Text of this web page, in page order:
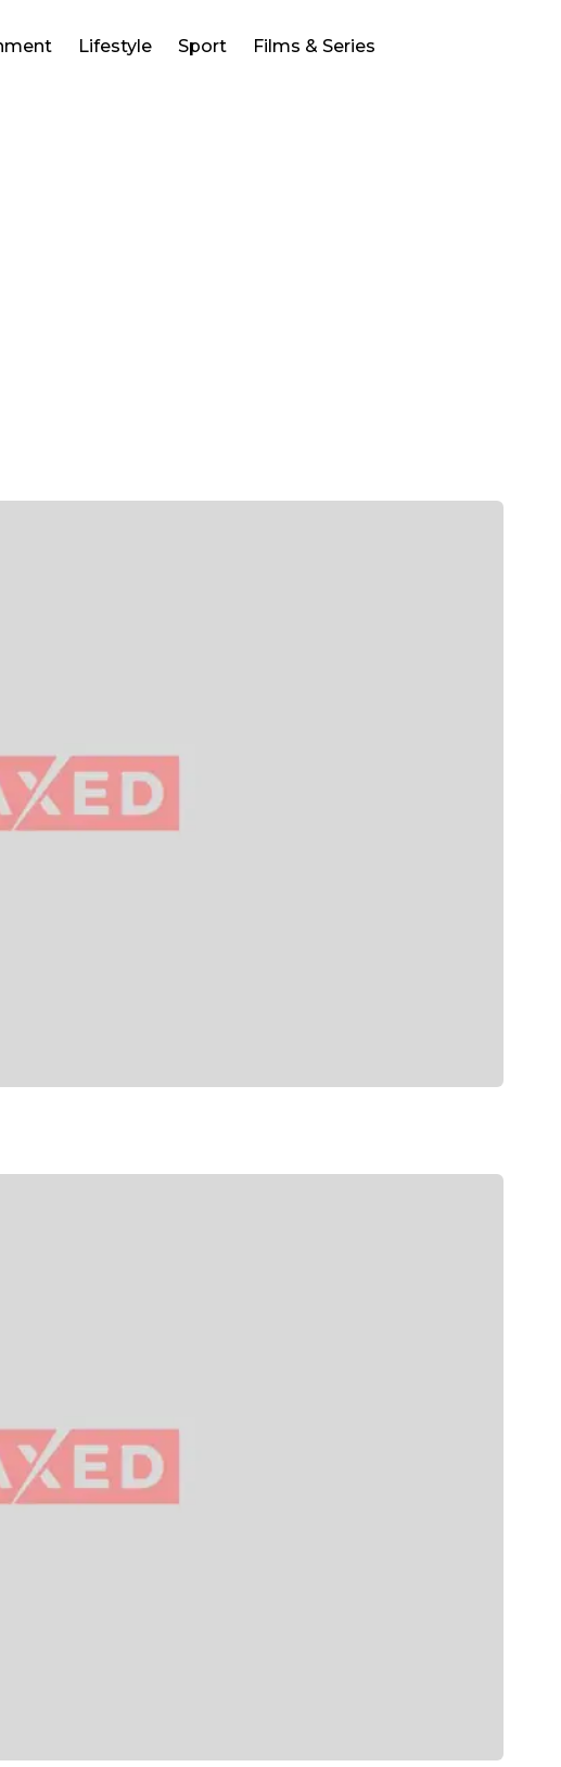
Lifestyle Sport Films & Series